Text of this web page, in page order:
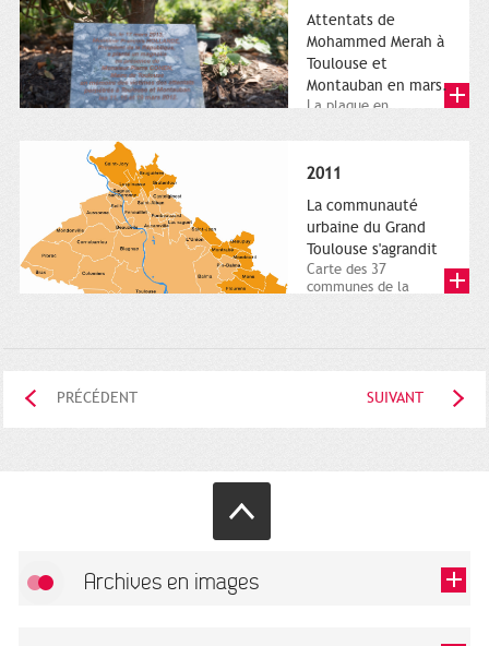
de Moëbius.
Attentats de
Mohammed Merah à
Toulouse et
Montauban en mars.
La plaque en
Charles-de-Gaulle.
2011
La communauté
urbaine du Grand
Toulouse s'agrandit
Carte des 37
communes de la
PRÉCÉDENT SUIVANT
Archives en images